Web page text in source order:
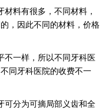
料有很多，不同材料，
，因此不同的材料，价格
不一样，所以不同牙科医
同牙科医院的收费不一
可分为可摘局部义齿和全